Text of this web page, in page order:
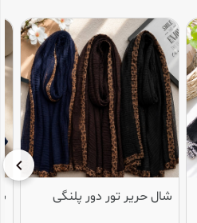
شال حریر تور دور پلنگی